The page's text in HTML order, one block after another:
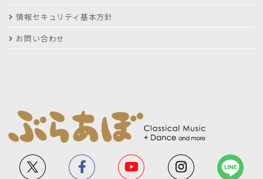
情報セキュリティ基本方針
お問い合わせ